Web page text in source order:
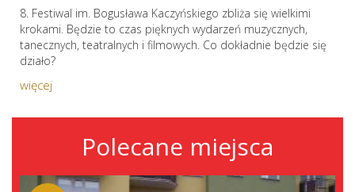
8. Festiwal im. Bogusława Kaczyńskiego zbliża się wielkimi
krokami. Będzie to czas pięknych wydarzeń muzycznych,
tanecznych, teatralnych i filmowych. Co dokładnie będzie się
działo?
więcej
Polecane miejsca